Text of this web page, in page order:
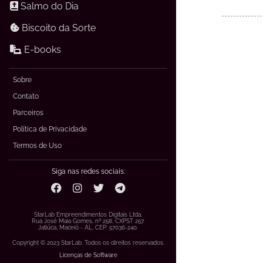
Salmo do Dia
Biscoito da Sorte
E-books
Sobre
Contato
Parceiros
Política de Privacidade
Termos de Uso
Siga nas redes sociais:
StarLab Empreendimentos Digitais Ltda.
Rua José Maia Gomes, nº 258, CXPST 257.
Jatiúca, Maceió - AL, CEP: 57036-240.
Copyright © 2023 StarLab. Todos os direitos reservados.
Licenças de Software